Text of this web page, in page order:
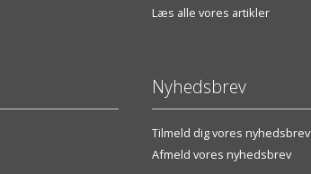
Læs alle vores artikler
Nyhedsbrev
Tilmeld dig vores nyhedsbrev
Afmeld vores nyhedsbrev